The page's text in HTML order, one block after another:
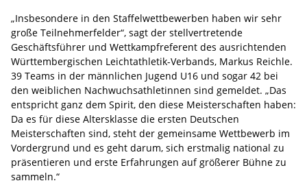
„Insbesondere in den Staffelwettbewerben haben wir sehr
große Teilnehmerfelder“, sagt der stellvertretende
Geschäftsführer und Wettkampfreferent des ausrichtenden
Württembergischen Leichtathletik-Verbands, Markus Reichle.
39 Teams in der männlichen Jugend U16 und sogar 42 bei
den weiblichen Nachwuchsathletinnen sind gemeldet. „Das
entspricht ganz dem Spirit, den diese Meisterschaften haben:
Da es für diese Altersklasse die ersten Deutschen
Meisterschaften sind, steht der gemeinsame Wettbewerb im
Vordergrund und es geht darum, sich erstmalig national zu
präsentieren und erste Erfahrungen auf größerer Bühne zu
sammeln.“